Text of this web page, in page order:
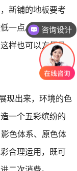
新铺的地板要考
一点。顶面可以
样也可以方便悬
现出来，环境的色
一个五彩缤纷的
色体系、原色体
合理运用，既可
咨询设计